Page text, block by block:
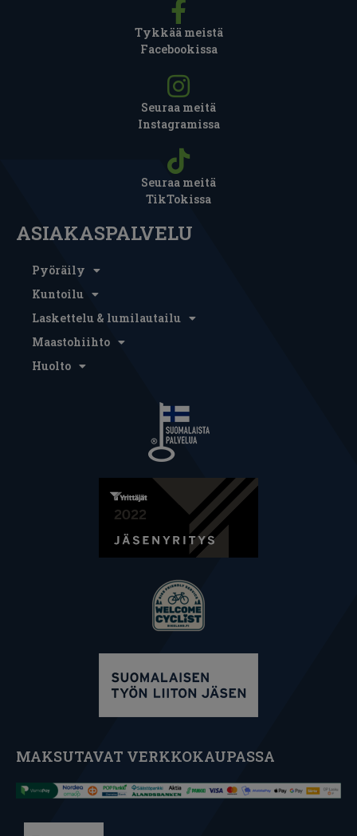
Tykkää meistä
Facebookissa
Seuraa meitä
Instagramissa
Seuraa meitä
TikTokissa
ASIAKASPALVELU
Pyöräily
Kuntoilu
Laskettelu & lumilautailu
Maastohiihto
Huolto
MAKSUTAVAT VERKKOKAUPASSA